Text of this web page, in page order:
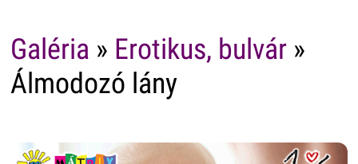
Galéria » Erotikus, bulvár»
Álmodozó lány